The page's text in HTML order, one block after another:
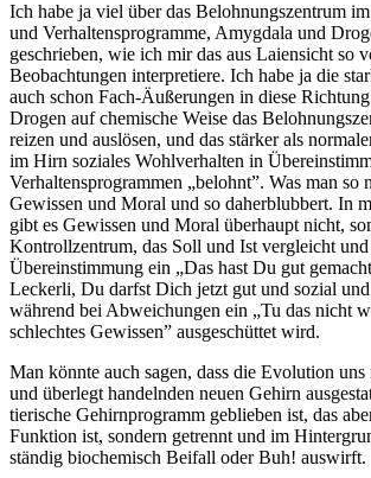
Ich habe ja viel über das Belohnungszentrum
und Verhaltensprogramme, Amygdala und
geschrieben, wie ich mir das aus Laiensicht so
Beobachtungen interpretiere. Ich habe ja die
auch schon Fach-Äußerungen in diese Richtung
Drogen auf chemische Weise das
reizen und auslösen, und das stärker als
im Hirn soziales Wohlverhalten in
Verhaltensprogrammen „belohnt”. Was man so
Gewissen und Moral und so daherblubbert. In
gibt es Gewissen und Moral überhaupt nicht,
Kontrollzentrum, das Soll und Ist vergleicht
Übereinstimmung ein „Das hast Du gut
Leckerli, Du darfst Dich jetzt gut und sozial
während bei Abweichungen ein „Tu das nicht
schlechtes Gewissen” ausgeschüttet wird.
Man könnte auch sagen, dass die Evolution
und überlegt handelnden neuen Gehirn
tierische Gehirnprogramm geblieben ist, das
Funktion ist, sondern getrennt und im
ständig biochemisch Beifall oder Buh! auswirft.